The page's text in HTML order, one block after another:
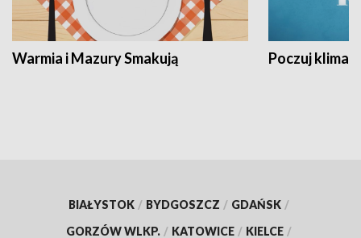
Warmia i Mazury Smakują Poczuj klimat
BIAŁYSTOK / BYDGOSZCZ / GDAŃSK /
GORZÓW WLKP. / KATOWICE / KIELCE /